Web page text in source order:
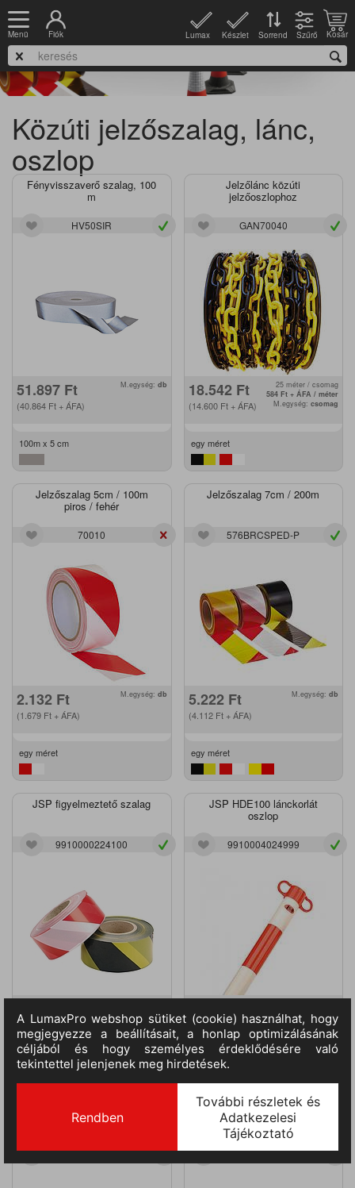
Menü Fiók Lumax Készlet Sorrend Szűrő Kosár
Közúti jelzőszalag, lánc,
oszlop
Fényvisszaverő szalag, 100
m
HV50SIR
51.897 Ft
(40.864 Ft + ÁFA)
M.egység: db
100m x 5 cm
Jelzőlánc közúti
jelzőoszlophoz
GAN70040
18.542 Ft
(14.600 Ft+ ÁFA)
25 méter / csomag
584 Ft + ÁFA / méter
M.egység: csomag
egy méret
Jelzőszalag 5cm / 100m
piros / fehér
70010
2.132 Ft
(1.679 Ft + ÁFA)
M.egység: db
egy méret
Jelzőszalag 7cm / 200m
576BRCSPED-P
5.222 Ft
(4.112 Ft+ ÁFA)
M.egység: db
egy méret
JSP figyelmeztető szalag
9910000224100
(4.503Ft+ ÁFA)
50 m - 500 m
JSP HDE100 lánckorlát
oszlop
9910004024999
10.827
(8.525Ft+ ÁFA)
1 m
JSP műa. lánc 8mm / 25m
9910002024999
JSP talpazat lánckorláthoz
3kg
9910001899999